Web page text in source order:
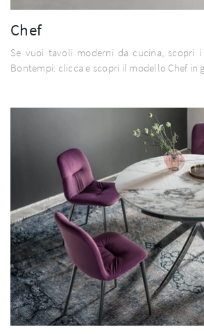
Chef
Se vuoi tavoli moderni da cucina, scopri
Bontempi: clicca e scopri il modello Chef in